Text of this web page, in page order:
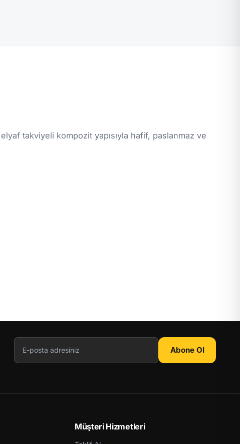
takviyeli kompozit yapısıyla hafif, paslanmaz ve
Abone Ol
Müşteri Hizmetleri